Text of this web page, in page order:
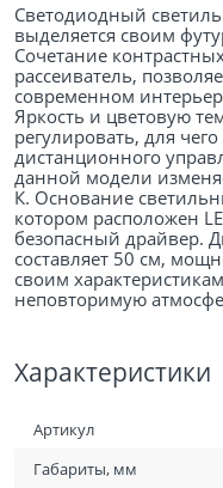
Светодиодный
выделяется своим
Сочетание
рассеиватель,
современном
Яркость и цветовую
регулировать, для
дистанционного
данной модели
К. Основание
котором расположен
безопасный драйвер.
составляет 50 см,
своим
неповторимую
Характеристики
Артикул
Габариты, мм